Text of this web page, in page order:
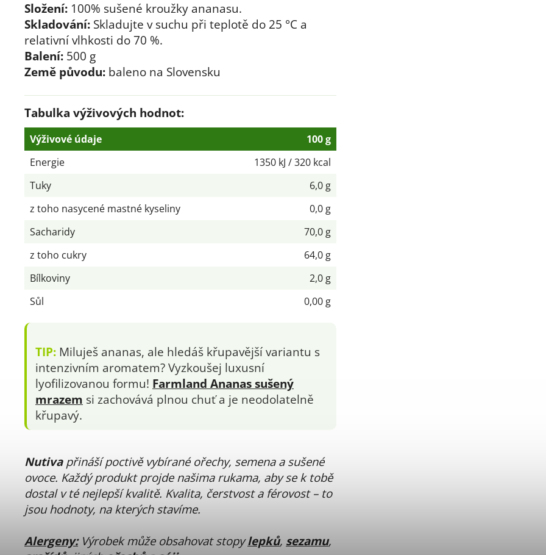
Složení: 100% sušené kroužky ananasu.
Skladování: Skladujte v suchu při teplotě do 25 °C a
relativní vlhkosti do 70 %.
Balení: 500 g
Země původu: baleno na Slovensku
Tabulka výživových hodnot:
Výživové údaje
100 g
Energie
1350 kJ / 320 kcal
Tuky
6,0 g
z toho nasycené mastné kyseliny
0,0 g
Sacharidy
70,0 g
z toho cukry
64,0 g
Bílkoviny
2,0 g
Sůl
0,00 g
TIP: Miluješ ananas, ale hledáš křupavější variantu s
intenzivním aromatem? Vyzkoušej luxusní
lyofilizovanou formu! Farmland Ananas sušený
mrazem si zachovává plnou chuť a je neodolatelně
křupavý.
Nutivapřináší poctivě vybírané ořechy, semena a sušené
ovoce. Každý produkt projde našima rukama, aby se k tobě
dostal v té nejlepší kvalitě. Kvalita, čerstvost a férovost – to
jsou hodnoty, na kterých stavíme.
Alergeny:Výrobek může obsahovat stopylepků, sezamu,